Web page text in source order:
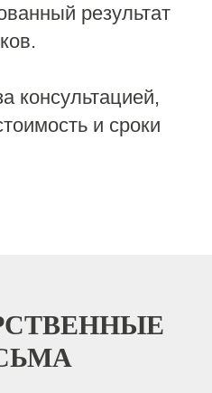
результат
консультацией,
и сроки